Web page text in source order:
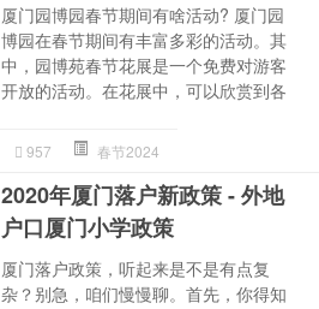
厦门园博园春节期间有啥活动? 厦门园
博园在春节期间有丰富多彩的活动。其
中，园博苑春节花展是一个免费对游客
开放的活动。在花展中，可以欣赏到各
957 春节2024
2020年厦门落户新政策 - 外地
户口厦门小学政策
厦门落户政策，听起来是不是有点复
杂？别急，咱们慢慢聊。首先，你得知